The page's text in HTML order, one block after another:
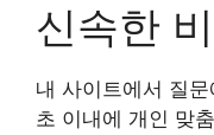
신속한
내 사이트에서 질
초 이내에 개인 맞